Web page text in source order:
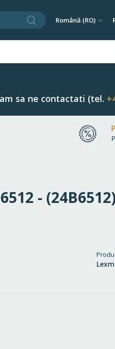
CăutareLimba
Română (RO)
sa ne contactati (tel.
- (24B6512)